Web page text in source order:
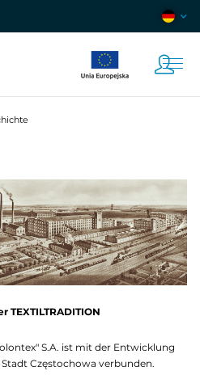
TEXTILTRADITION
S.A. ist mit der Entwicklung
Częstochowa verbunden.